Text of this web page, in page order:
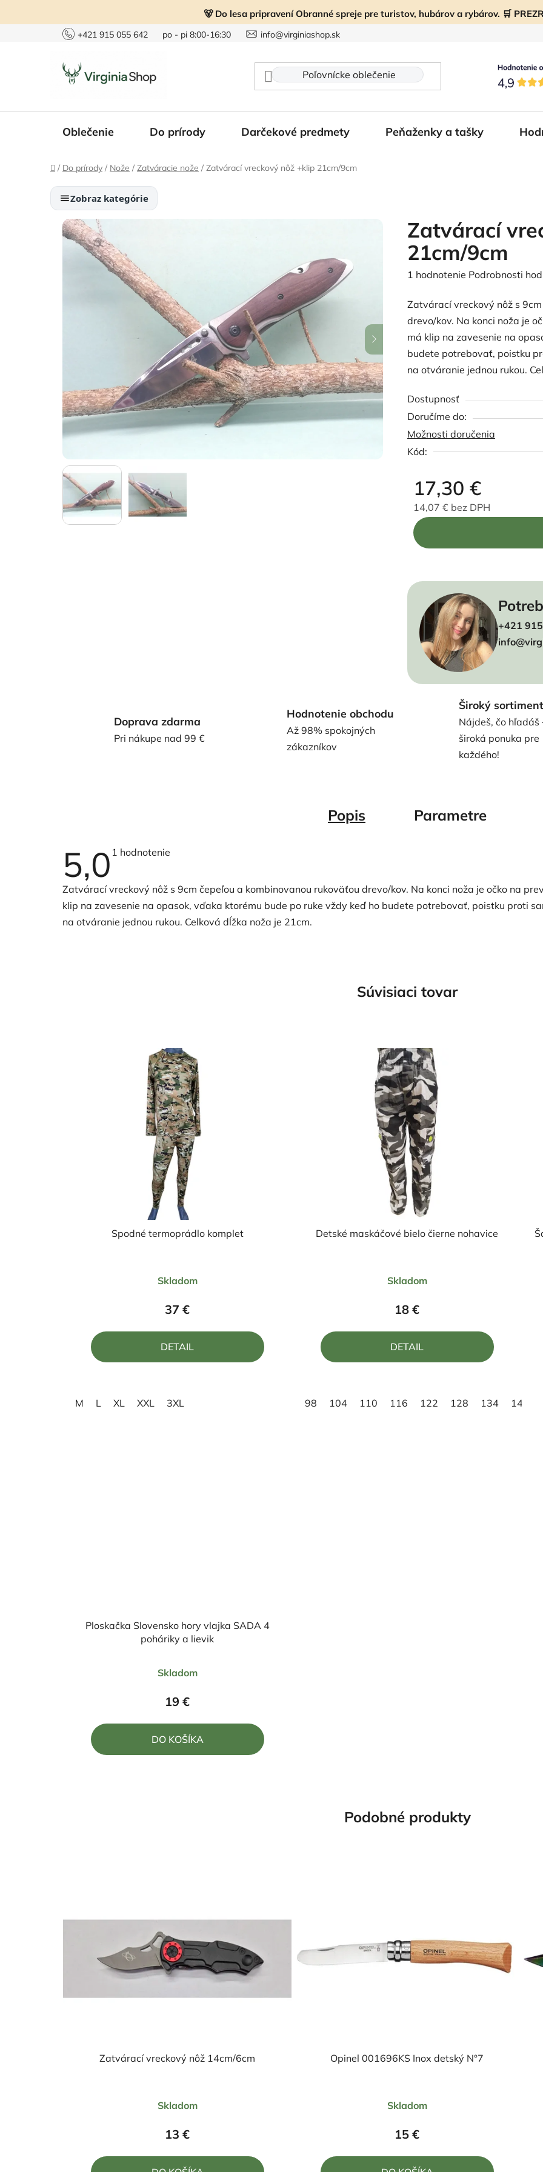
🐻 Do lesa pripravení Obranné spreje pre turistov, hubárov a rybárov. 🛒
+421 915 055 642 po - pi 8:00-16:30 info@virginiashop.sk
Oblečenie Do prírody Darčekové predmety Peňaženky a tašky
Domov
/ Do prírody / Nože / Zatváracie nože / Zatvárací vreckový nôž +klip 21cm/9cm
Zobraz kategórie
Zatvárací
21cm/9cm
Priemerné
produktu
je
5,0
z
5
1 hodnotenie Podrobnosti
Zatvárací vreckový nôž s
drevo/kov. Na konci noža je
má klip na zavesenie na
budete potrebovať, poistku
na otváranie jednou rukou.
Dostupnosť
Možnosti doručenia
Kód:
17,30 €
14,07 € bez DPH
Jednotková cena:
+421
Doprava zdarma
Pri nákupe nad 99 €
Hodnotenie obchodu
Až 98% spokojných
zákazníkov
Široký sortiment
Nájdeš, čo hľadáš
široká ponuka pre
každého!
Popis Parametre
5,0 Priemerné
5,0
5
hviezdičiek.
1 hodnotenie
Zatvárací vreckový nôž s 9cm čepeľou a kombinovanou rukoväťou drevo/kov. Na konci noža je očko na
klip na zavesenie na opasok, vďaka ktorému bude po ruke vždy keď ho budete potrebovať, poistku proti
na otváranie jednou rukou. Celková dĺžka noža je 21cm.
Súvisiaci tovar
Spodné termoprádlo komplet
hodnotenie
produktu
z
Skladom
37 €
DETAIL
M L XL XXL 3XL
Detské maskáčové bielo čierne nohavice
hodnotenie
produktu
z
Skladom
18 €
DETAIL
98 104 110 116 122 128 134 140
Ploskačka Slovensko hory vlajka SADA 4
poháriky a lievik
hodnotenie
produktu
5,0
z
Skladom
19 €
DO KOŠÍKA
Podobné produkty
Zatvárací vreckový nôž 14cm/6cm
hodnotenie
produktu
Skladom
13 €
Opinel 001696KS Inox detský N°7
hodnotenie
produktu
Skladom
15 €